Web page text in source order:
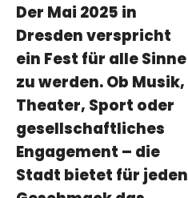
Der Mai 2025 in
Dresden verspricht
ein Fest für alle Sinne
zu werden. Ob Musik,
Theater, Sport oder
gesellschaftliches
Engagement – die
Stadt bietet für jeden